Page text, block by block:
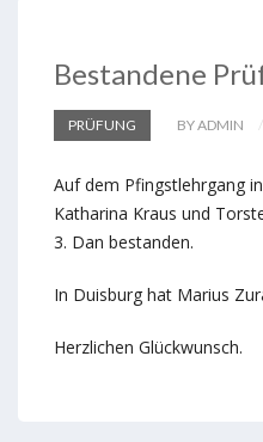
Bestandene
PRÜFUNG BY ADMIN
Auf dem Pfingstlehrgang
Katharina Kraus und
3. Dan bestanden.
In Duisburg hat Marius
Herzlichen Glückwunsch.